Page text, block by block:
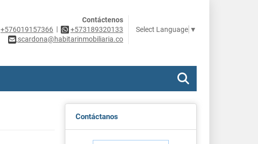
Contáctenos
+576019157366 |
+573189320133
scardona@habitarinmobiliaria.co
Select Language ▼
Contáctanos